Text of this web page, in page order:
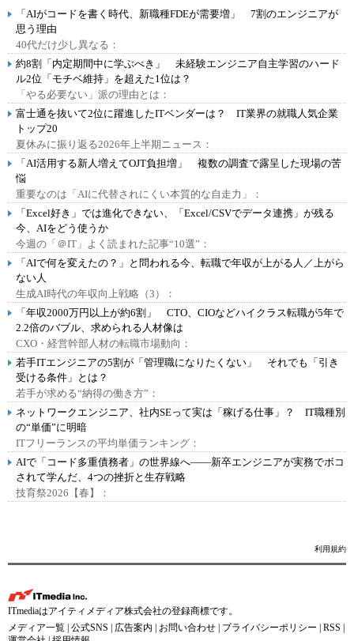
「AIがコードを書く時代、新職種FDEが需要増」 7割のエンジニアが
思う理由
40代だけ少し異なる：
約8割「内定期間中に学ぶべき」 未経験エンジニア自主学習のハード
ル2位「モチベ維持」を超えた1位は？
「やる必要ない」派の理由とは：
富士通を抜いて2位に躍進したITベンダーは？ IT業界の就職人気企業
トップ20
夏休みに振り返る2026年上半期ニュース：
「AI活用する新人増えてOJT負担増」 複数の調査で露呈した現場の苦
悩
重要なのは「AIに代替されにくい本質的な自走力」：
「Excel好き」では進化できない、「Excel/CSVでデータ連携」が残る
今、AIをどう使うか
今週の「＠IT」よく読まれた記事“10選”：
「AIで何を変えたの？」と問われる今、転職で年収が上がる人／上がら
ない人
生成AI時代の年収向上戦略（3）：
「年収2000万円以上が約6割」 CTO、CIOなどハイクラス転職が5年で
2.2倍のバブル、求められる人材像は
CXO・経営幹部人材の転職市場動向：
若手ITエンジニアの5割が「管理職になりたくない」 それでも「引き
受ける条件」とは？
若手が求める“納得の働き方”：
ネットワークエンジニア、社内SEって実は「稼げる仕事」？ IT職種別
の“単価”に明暗
ITフリーランスの平均単価ランキング：
AIで「コード多重債務者」の世界線へ――新卒エンジニアが実務でボコ
されて学んだ、4つの挫折と生存戦略
技育祭2026【春】：
利用規約
ITmediaはアイティメディア株式会社の登録商標です。
メディア一覧 公式SNS 広告案内 お問い合わせ プライバシーポリシー RSS